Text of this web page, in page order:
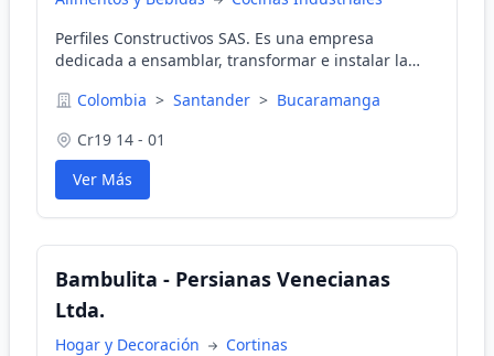
Perfiles Constructivos SAS. Es una empresa
dedicada a ensamblar, transformar e instalar la
pvc, barandas y tubulares, Sistemas constructivos.
Colombia > Santander > Bucaramanga
Cr19 14 - 01
Ver Más
Bambulita - Persianas Venecianas
Ltda.
Hogar y Decoración
Cortinas